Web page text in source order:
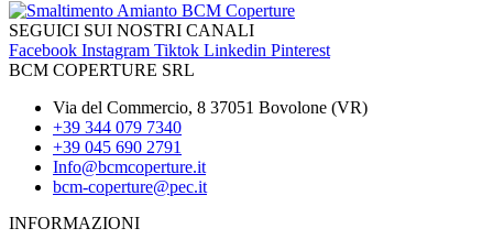
SEGUICI SUI NOSTRI CANALI
Facebook Instagram Tiktok Linkedin Pinterest
BCM COPERTURE SRL
Via del Commercio, 8 37051 Bovolone (VR)
+39 344 079 7340
+39 045 690 2791
Info@bcmcoperture.it
bcm-coperture@pec.it
INFORMAZIONI